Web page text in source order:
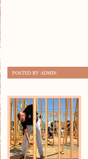
POSTED BY ADMIN